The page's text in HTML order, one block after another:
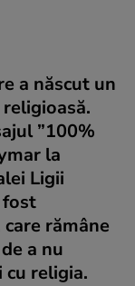
a născut un
”100%
la
Ligii
fost
rămâne
a nu
religia.